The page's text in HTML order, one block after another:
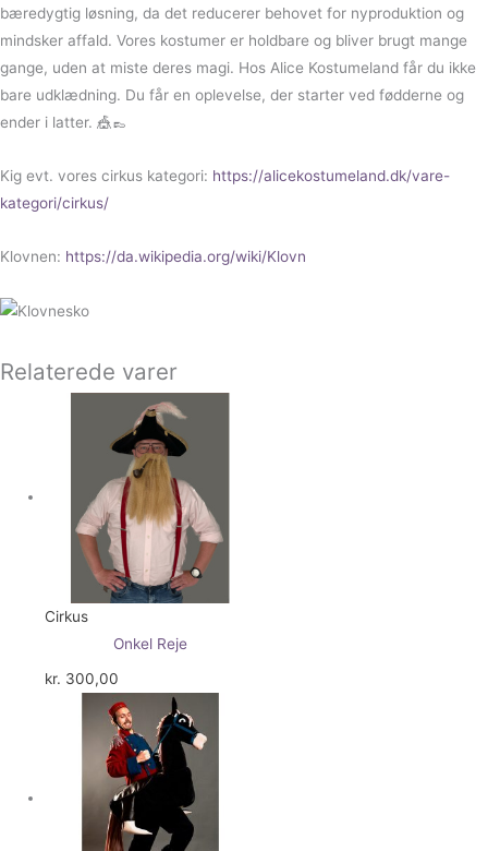
bæredygtig løsning, da det reducerer behovet for nyproduktion og
mindsker affald. Vores kostumer er holdbare og bliver brugt mange
gange, uden at miste deres magi. Hos Alice Kostumeland får du ikke
bare udklædning. Du får en oplevelse, der starter ved fødderne og
ender i latter. 🎪👞
Kig evt. vores cirkus kategori: https://alicekostumeland.dk/vare-
kategori/cirkus/
Klovnen: https://da.wikipedia.org/wiki/Klovn
Relaterede varer
Cirkus
Onkel Reje
kr. 300,00